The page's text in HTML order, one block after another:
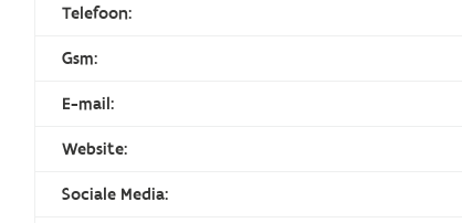
Telefoon:
Gsm:
E-mail:
Website:
Sociale Media: